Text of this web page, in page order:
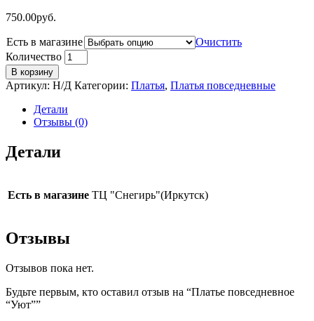
750.00руб.
Есть в магазине
Очистить
Количество
В корзину
Артикул: Н/Д Категории: Платья, Платья повседневные
Детали
Отзывы (0)
Детали
Есть в магазине ТЦ "Снегирь"(Иркутск)
Отзывы
Отзывов пока нет.
Будьте первым, кто оставил отзыв на “Платье повседневное
“Уют””